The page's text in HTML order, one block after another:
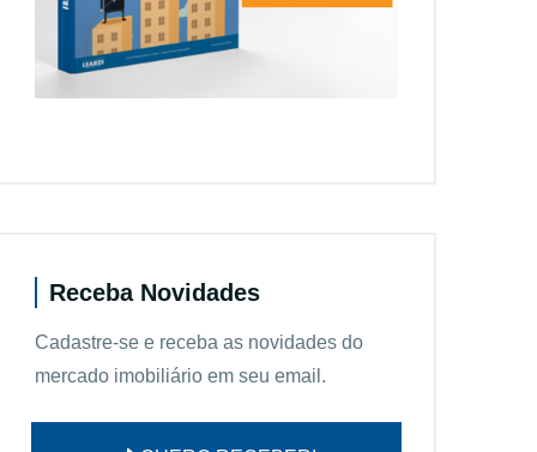
Receba Novidades
Cadastre-se e receba as novidades do
mercado imobiliário em seu email.